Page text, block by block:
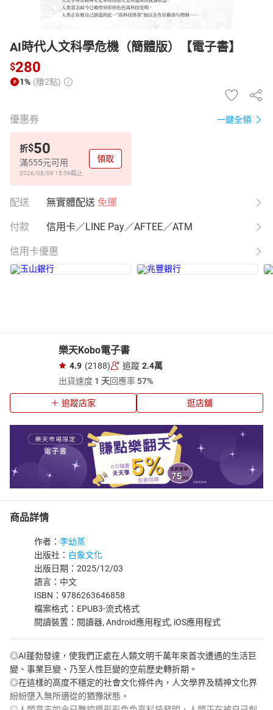
AI時代人文科學危機（簡體版）【電子書】
$280
1% (賺2點)
優惠券 一鍵全領
折$50
滿555元可用
2026/08/09 15:59截止
領取
配送 無實體配送 免運
付款 信用卡／LINE Pay／AFTEE／ATM
信用卡優惠
樂天Kobo電子書
4.9 (2188) 追蹤 2.4萬
出貨速度 1 天回應率57%
追蹤店家 逛店舖
商品詳情
作者： 李幼蒸
出版社： 白象文化
出版日期：2025/12/03
語言：中文
ISBN：9786263646858
檔案格式：EPUB3-流式格式
閱讀裝置：閱讀器, Android應用程式, iOS應用程式
◎AI蓬勃發達，使我們正處在人類文明千萬年來首次遭遇的生活巨
變、事業巨變、乃至人性巨變的空前歷史轉折期。
◎在這樣的高度不穩定的社會文化條件內，人文學界及精神文化界
紛紛墮入無所適從的猶豫狀態。